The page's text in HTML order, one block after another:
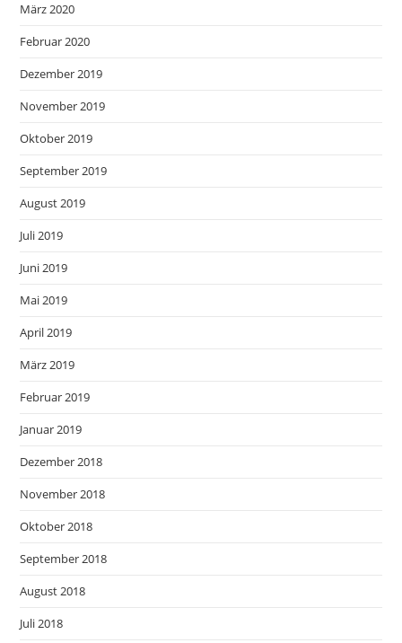
März 2020
Februar 2020
Dezember 2019
November 2019
Oktober 2019
September 2019
August 2019
Juli 2019
Juni 2019
Mai 2019
April 2019
März 2019
Februar 2019
Januar 2019
Dezember 2018
November 2018
Oktober 2018
September 2018
August 2018
Juli 2018